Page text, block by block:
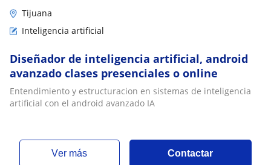
Tijuana
Inteligencia artificial
Diseñador de inteligencia artificial, android
avanzado clases presenciales o online
Entendimiento y estructuracion en sistemas de inteligencia
artificial con el android avanzado IA
ver más Contactar